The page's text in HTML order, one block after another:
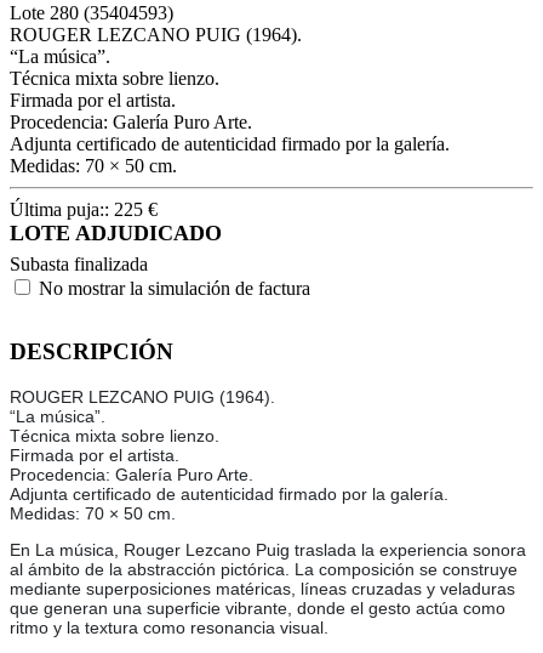
Lote 280 (35404593)
ROUGER LEZCANO PUIG (1964).
“La música”.
Técnica mixta sobre lienzo.
Firmada por el artista.
Procedencia: Galería Puro Arte.
Adjunta certificado de autenticidad firmado por la galería.
Medidas: 70 × 50 cm.
Última puja:: 225 €
LOTE ADJUDICADO
Subasta finalizada
No mostrar la simulación de factura
DESCRIPCIÓN
ROUGER LEZCANO PUIG (1964).
“La música”.
Técnica mixta sobre lienzo.
Firmada por el artista.
Procedencia: Galería Puro Arte.
Adjunta certificado de autenticidad firmado por la galería.
Medidas: 70 × 50 cm.
En La música, Rouger Lezcano Puig traslada la experiencia sonora
al ámbito de la abstracción pictórica. La composición se construye
mediante superposiciones matéricas, líneas cruzadas y veladuras
que generan una superficie vibrante, donde el gesto actúa como
ritmo y la textura como resonancia visual.